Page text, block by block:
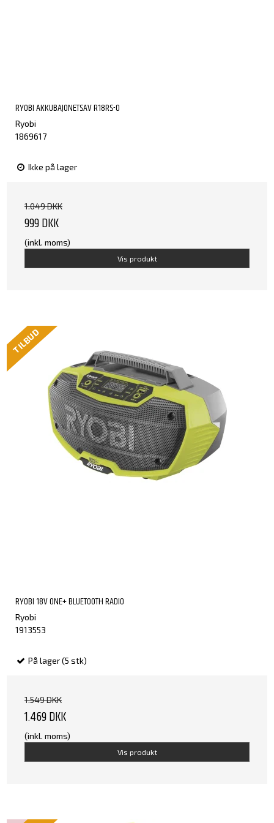
RYOBI AKKUBAJONETSAV R18RS-0
Ryobi
1869617
Ikke på lager
1.049 DKK
999 DKK
(inkl. moms)
Vis produkt
TILBUD
RYOBI 18V ONE+ BLUETOOTH RADIO
Ryobi
1913553
På lager (5 stk)
1.549 DKK
1.469 DKK
(inkl. moms)
Vis produkt